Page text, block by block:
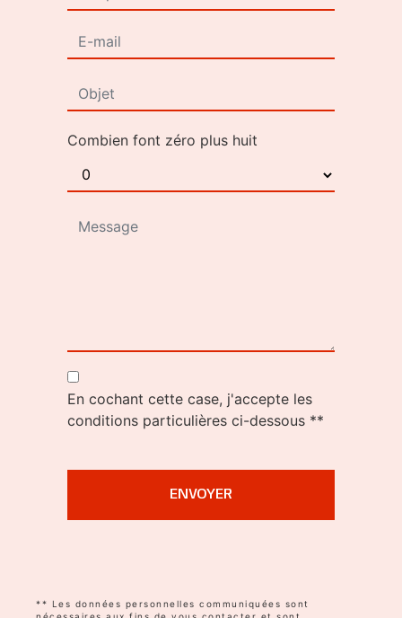
Combien font zéro plus huit
En cochant cette case, j'accepte les
conditions particulières ci-dessous **
ENVOYER
** Les données personnelles communiquées sont
nécessaires aux fins de vous contacter et sont